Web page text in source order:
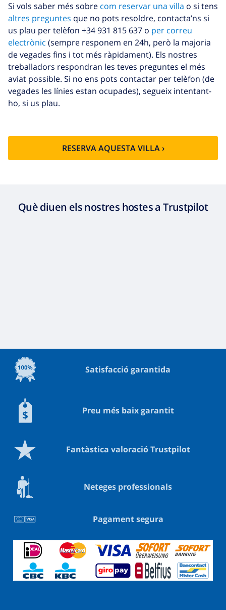
Fons de
cancel·lació :
4.80% De la quantitat total
Si vols saber més sobre com reservar una villa o si tens
altres preguntes que no pots resoldre, contacta’ns si
us plau per telèfon +34 931 815 637 o per correu
electrònic (sempre responem en 24h, però la majoria
de vegades fins i tot més ràpidament). Els nostres
treballadors respondran les teves preguntes el més
aviat possible. Si no ens pots contactar per telèfon (de
vegades les línies estan ocupades), segueix intentant-
ho, si us plau.
RESERVA AQUESTA VILLA ›
Què diuen els nostres hostes a Trustpilot
Satisfacció garantida
Preu més baix garantit
Fantàstica valoració Trustpilot
Neteges professionals
Pagament segura